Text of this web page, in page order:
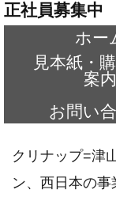
正社員募集中
ホー
見本紙・
案内
お問い
クリナップ=津
ン、西日本の